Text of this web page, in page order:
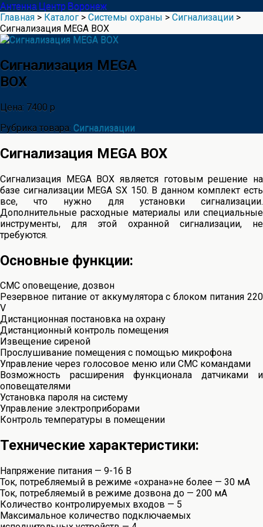
Антенна Центр Воронеж
Главная > Каталог > Системы охраны > Сигнализации >
Сигнализация MEGA BOX
Сигнализация MEGA
BOX
Цена: 7400 р
Рубрика товара: Сигнализации
Сигнализация MEGA BOX
Сигнализация MEGA BOX является готовым решение на
базе сигнализации MEGA SX 150. В данном комплект есть
все, что нужно для установки сигнализации.
Дополнительные расходные материалы или специальные
инструменты, для этой охранной сигнализации, не
требуются.
Основные функции:
СМС оповещение, дозвон
Резервное питание от аккумулятора с блоком питания 220
V
Дистанционная постановка на охрану
Дистанционный контроль помещения
Извещение сиреной
Прослушивание помещения с помощью микрофона
Управление через голосовое меню или СМС командами
Возможность расширения функционала датчиками и
оповещателями
Установка пароля на систему
Управление электроприборами
Контроль температуры в помещении
Технические характеристики:
Напряжение питания — 9-16 В
Ток, потребляемый в режиме «охрана»не более — 30 мА
Ток, потребляемый в режиме дозвона до — 200 мА
Количество контролируемых входов — 5
Максимальное количество подключаемых